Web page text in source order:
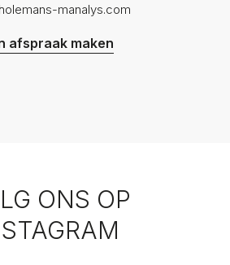
manalys.com
afspraak maken
ONS OP